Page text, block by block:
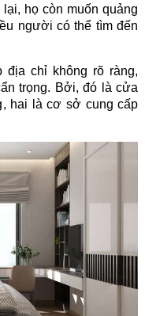
họ còn muốn quảng
người có thể tìm đến
chỉ không rõ ràng,
trọng. Bởi, đó là cửa
hai là cơ sở cung cấp